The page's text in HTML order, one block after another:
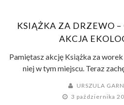
KSIĄŻKA ZA DRZEWO
AKCJA
Pamiętasz akcję Książka za worek
niej w tym miejscu. Teraz
URSZULA
3 października